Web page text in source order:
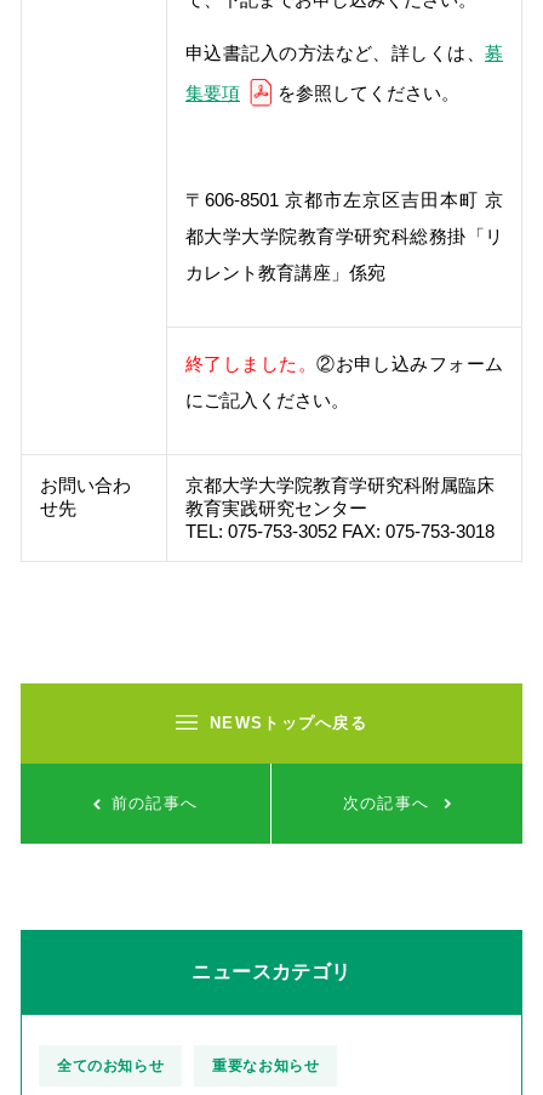
申込書記入の方法など、詳しくは、 募
集要項
を参照してください。
〒606-8501 京都市左京区吉田本町 京
都大学大学院教育学研究科総務掛「リ
カレント教育講座」係宛
終了しました。②お申し込みフォーム
にご記入ください。
お問い合わ
せ先
京都大学大学院教育学研究科附属臨床
教育実践研究センター
TEL: 075-753-3052 FAX: 075-753-3018
前の記事へ
NEWSトップへ戻る
次の記事へ
ニュースカテゴリ
全てのお知らせ 重要なお知らせ